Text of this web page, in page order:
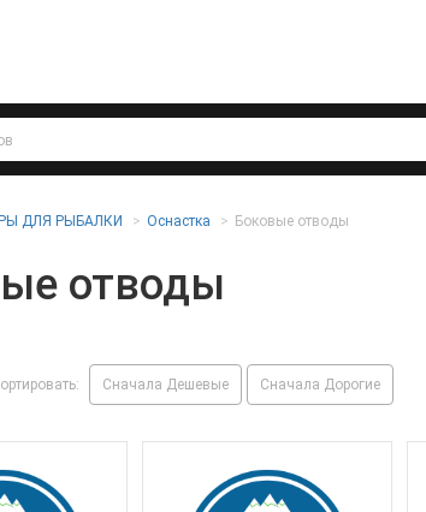
ДЛЯ РЫБАЛКИ Оснастка Боковые отводы
отводы
Сначала Дешевые Сначала Дорогие